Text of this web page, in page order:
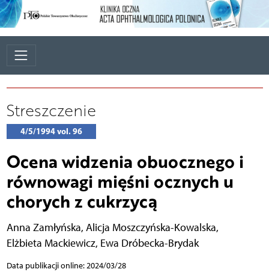
Streszczenie
4/5/1994 vol. 96
Ocena widzenia obuocznego i
równowagi mięśni ocznych u
chorych z cukrzycą
Anna Zamłyńska, Alicja Moszczyńska-Kowalska,
Elżbieta Mackiewicz, Ewa Dróbecka-Brydak
Data publikacji online: 2024/03/28